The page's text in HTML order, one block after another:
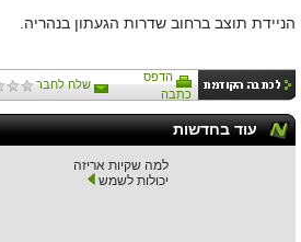
הניידת תוצב ברחוב שדרות הגעתון בנהריה.
הדפס
כתבה
שלח לחבר
עוד בחדשות
למה שקיות אריזה
יכולות לשמש